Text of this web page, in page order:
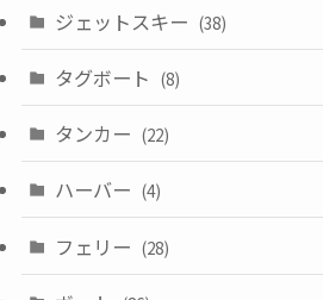
ジェットスキー (38)
タグボート (8)
タンカー (22)
ハーバー (4)
フェリー (28)